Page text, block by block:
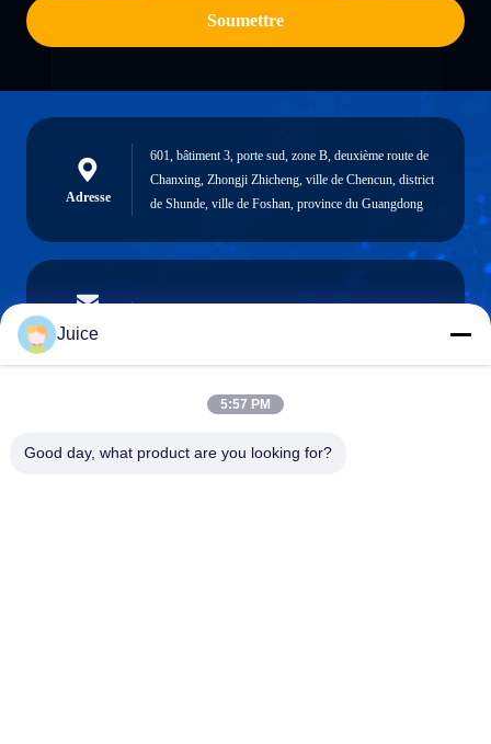
Soumettre
Adresse
601, bâtiment 3, porte sud, zone B, deuxième route de
Chanxing, Zhongji Zhicheng, ville de Chencun, district
de Shunde, ville de Foshan, province du Guangdong
Email
Téléphone
Juice
5:57 PM
Good day, what product are you looking for?